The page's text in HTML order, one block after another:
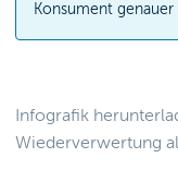
Konsument
Infografik
Wiederverwertung